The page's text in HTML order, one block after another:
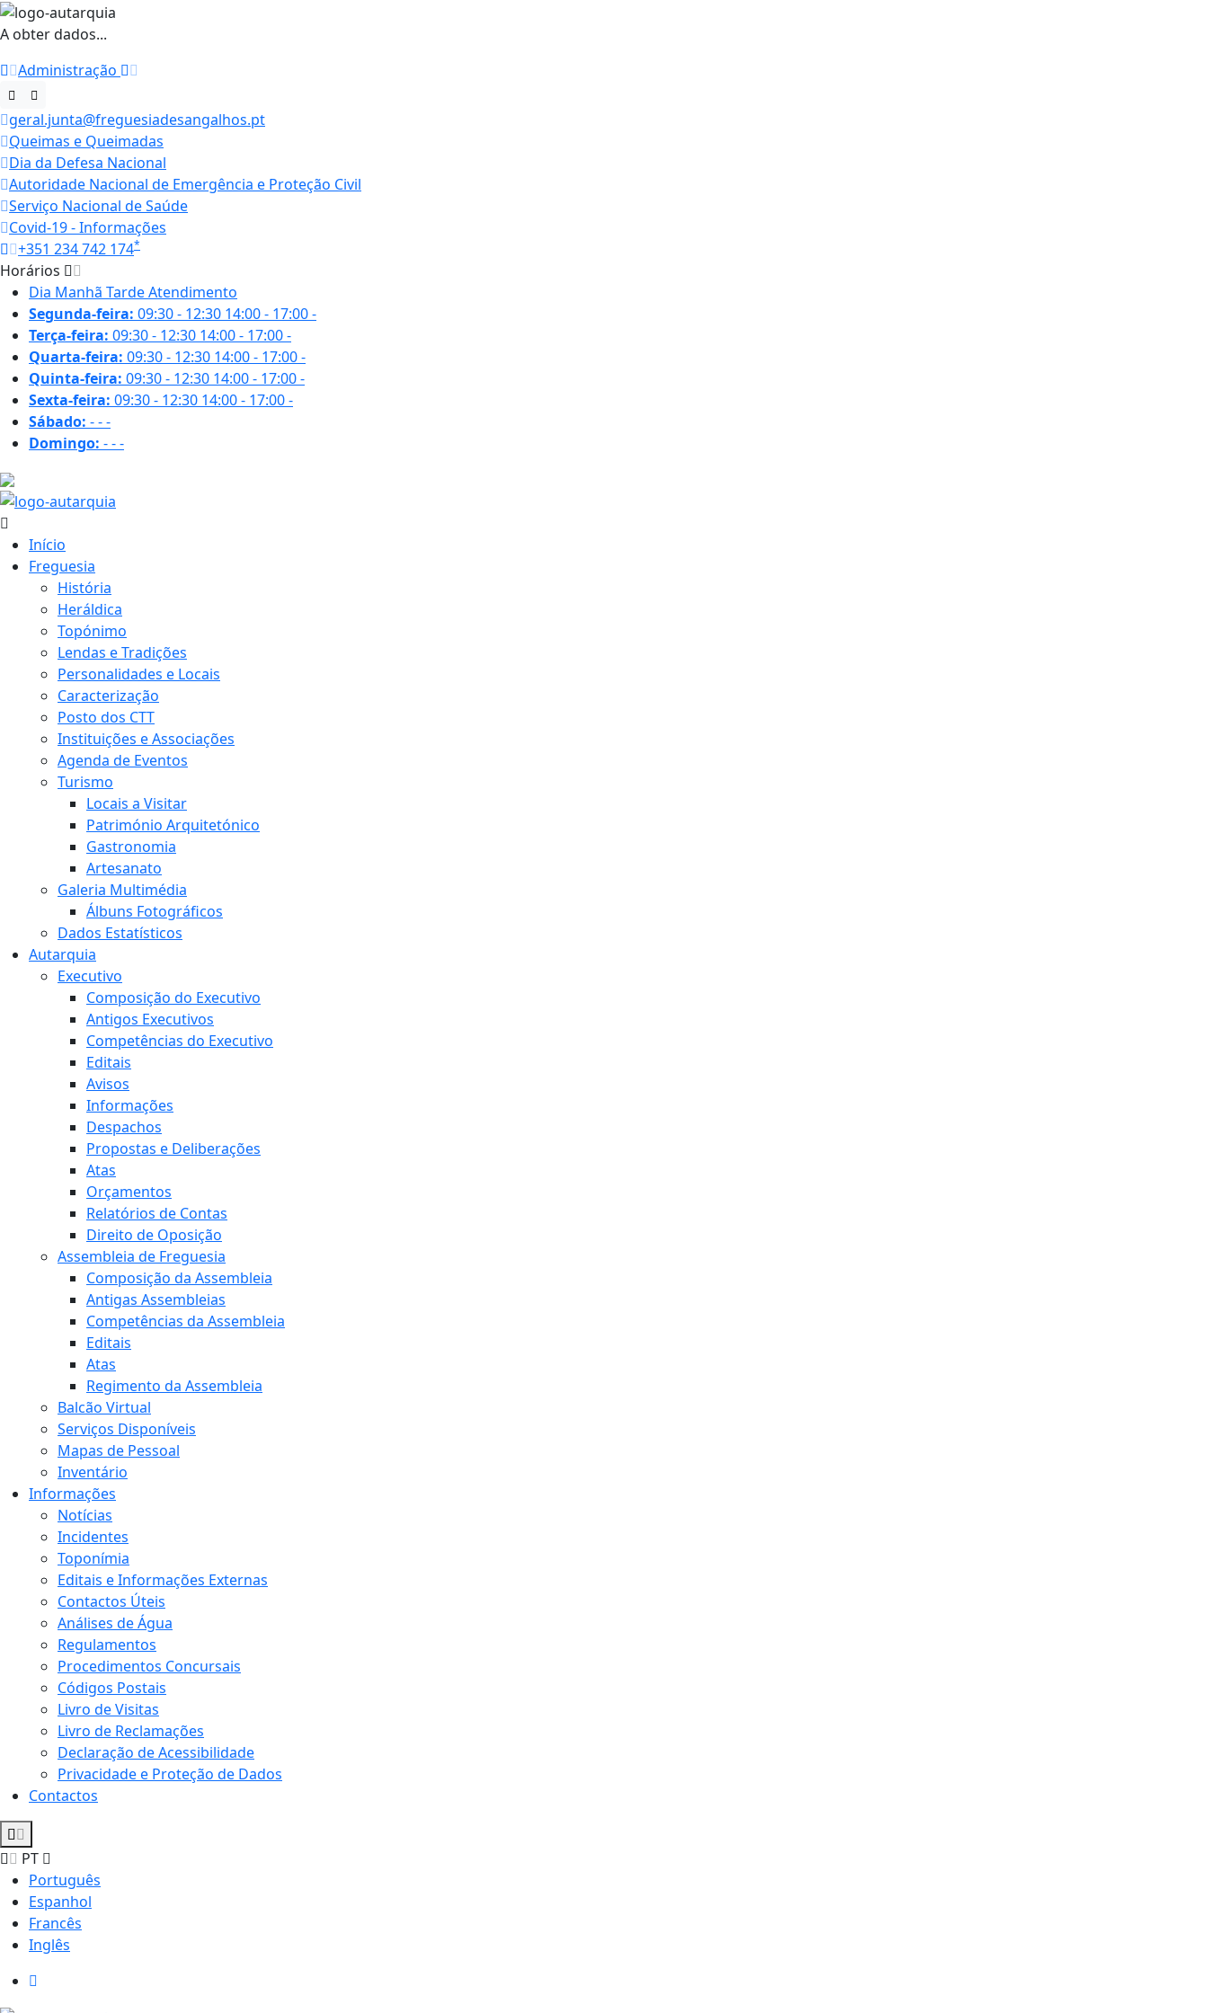
A obter dados...
Administração
geral.junta@freguesiadesangalhos.pt
Queimas e Queimadas
Dia da Defesa Nacional
Autoridade Nacional de Emergência e Proteção Civil
Serviço Nacional de Saúde
Covid-19 - Informações
+351 234 742 174*
Horários
Dia Manhã TardeAtendimento
Segunda-feira: 09:30 - 12:30 14:00 - 17:00-
Terça-feira: 09:30 - 12:30 14:00 - 17:00-
Quarta-feira: 09:30 - 12:30 14:00 - 17:00-
Quinta-feira: 09:30 - 12:30 14:00 - 17:00-
Sexta-feira: 09:30 - 12:30 14:00 - 17:00-
Sábado: ---
Domingo: ---
Início
Freguesia
História
Heráldica
Topónimo
Lendas e Tradições
Personalidades e Locais
Caracterização
Posto dos CTT
Instituições e Associações
Agenda de Eventos
Turismo
Locais a Visitar
Património Arquitetónico
Gastronomia
Artesanato
Galeria Multimédia
Álbuns Fotográficos
Dados Estatísticos
Autarquia
Executivo
Composição do Executivo
Antigos Executivos
Competências do Executivo
Editais
Avisos
Informações
Despachos
Propostas e Deliberações
Atas
Orçamentos
Relatórios de Contas
Direito de Oposição
Assembleia de Freguesia
Composição da Assembleia
Antigas Assembleias
Competências da Assembleia
Editais
Atas
Regimento da Assembleia
Balcão Virtual
Serviços Disponíveis
Mapas de Pessoal
Inventário
Informações
Notícias
Incidentes
Toponímia
Editais e Informações Externas
Contactos Úteis
Análises de Água
Regulamentos
Procedimentos Concursais
Códigos Postais
Livro de Visitas
Livro de Reclamações
Declaração de Acessibilidade
Privacidade e Proteção de Dados
Contactos
PT
Português
Espanhol
Francês
Inglês